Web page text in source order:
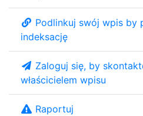
Podlinkuj swój wpis by
indeksację
Zaloguj się, by
właścicielem wpisu
Raportuj